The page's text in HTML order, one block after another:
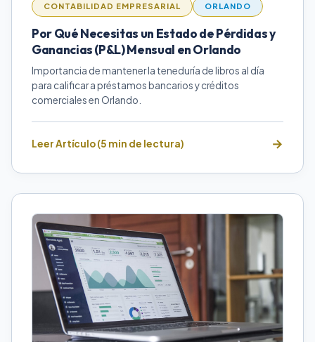
CONTABILIDAD EMPRESARIAL ORLANDO
Por Qué Necesitas un Estado de Pérdidas y
Ganancias (P&L) Mensual en Orlando
Importancia de mantener la teneduría de libros al día
para calificar a préstamos bancarios y créditos
comerciales en Orlando.
Leer Artículo (5 min de lectura)